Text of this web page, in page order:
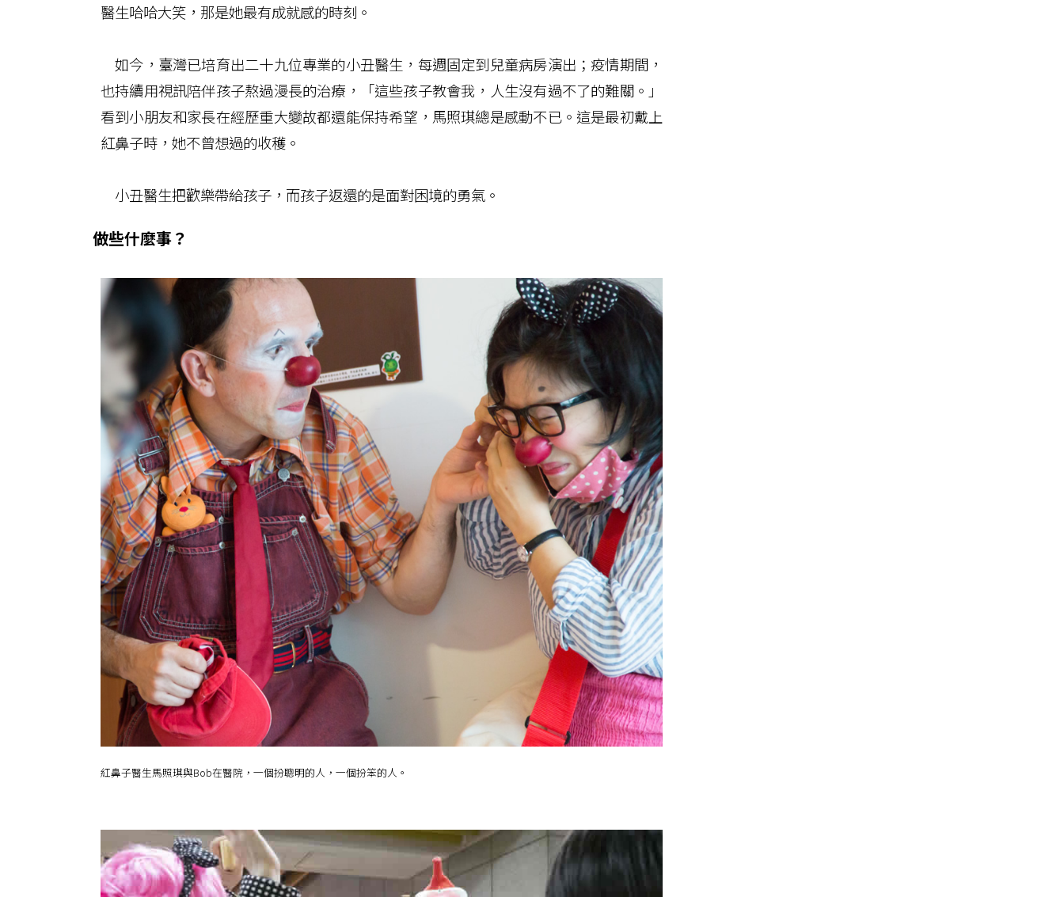
醫生哈哈大笑，那是她最有成就感的時刻。
如今，臺灣已培育出二十九位專業的小丑醫生，每週固定到兒童病房演出；疫情期間，
也持續用視訊陪伴孩子熬過漫長的治療，「這些孩子教會我，人生沒有過不了的難關。」
看到小朋友和家長在經歷重大變故都還能保持希望，馬照琪總是感動不已。這是最初戴上
紅鼻子時，她不曾想過的收穫。
小丑醫生把歡樂帶給孩子，而孩子返還的是面對困境的勇氣。
做些什麼事？
紅鼻子醫生馬照琪與Bob在醫院，一個扮聰明的人，一個扮笨的人。